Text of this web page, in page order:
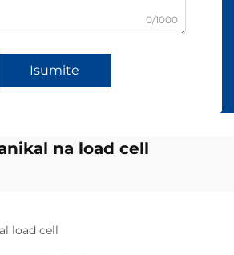
0/1000
Isumite
na load cell
load cell